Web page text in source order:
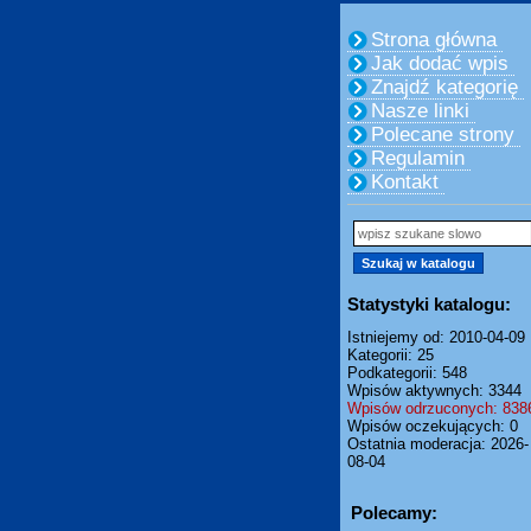
Strona główna
Jak dodać wpis
Znajdź kategorię
Nasze linki
Polecane strony
Regulamin
Kontakt
Statystyki katalogu:
Istniejemy od: 2010-04-09
Kategorii: 25
Podkategorii: 548
Wpisów aktywnych: 3344
Wpisów odrzuconych:
Wpisów oczekujących: 0
Ostatnia moderacja: 2026-
08-04
Polecamy: